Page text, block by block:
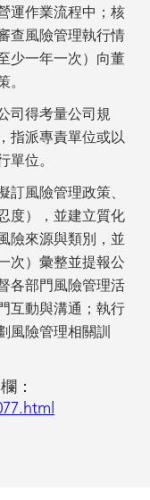
運作業流程中；核
查風險管理執行情
少一年一次）向董
。
司得考量公司規
指派專責單位或以
單位。
訂風險管理政策、
度），並建立質化
險來源與類別，並
次）彙整並提報公
各部門風險管理活
互動與溝通；執行
風險管理相關訓
：